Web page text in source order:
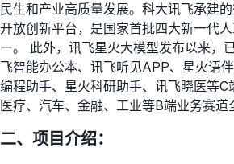
民生和产业高质量发展。科大讯飞承建
开放创新平台，是国家首批四大新一代
一。 此外，讯飞星火大模型发布以来，
飞智能办公本、讯飞听见APP、星火语
编程助手、星火科研助手、讯飞晓医等C
医疗、汽车、金融、工业等B端业务赛道
二、项目介绍：